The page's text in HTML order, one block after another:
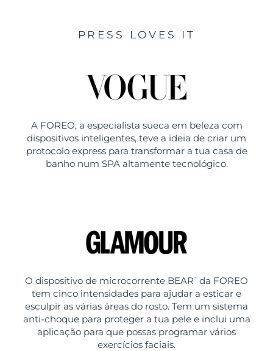
PRESS LOVES IT
A FOREO, a especialista sueca em beleza com
dispositivos inteligentes, teve a ideia de criar um
protocolo express para transformar a tua casa de
banho num SPA altamente tecnológico.
O dispositivo de microcorrente BEAR ™
da FOREO
tem cinco intensidades para ajudar a esticar e
esculpir as várias áreas do rosto. Tem um sistema
anti-choque para proteger a tua pele e inclui uma
aplicação para que possas programar vários
exercícios faciais.